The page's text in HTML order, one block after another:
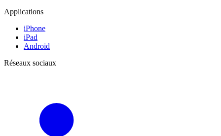
Applications
iPhone
iPad
Android
Réseaux sociaux